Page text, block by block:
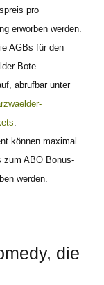
pro
erworben werden.
AGBs für den
Bote
abrufbar unter
.
können maximal
zum ABO Bonus-
werden.
die